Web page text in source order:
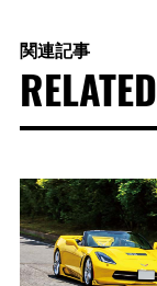
関連記事
RELATED